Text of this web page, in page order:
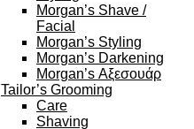
Morgan’s Shave /
Facial
Morgan’s Styling
Morgan’s Darkening
Morgan’s Αξεσουάρ
Tailor’s Grooming
Care
Shaving